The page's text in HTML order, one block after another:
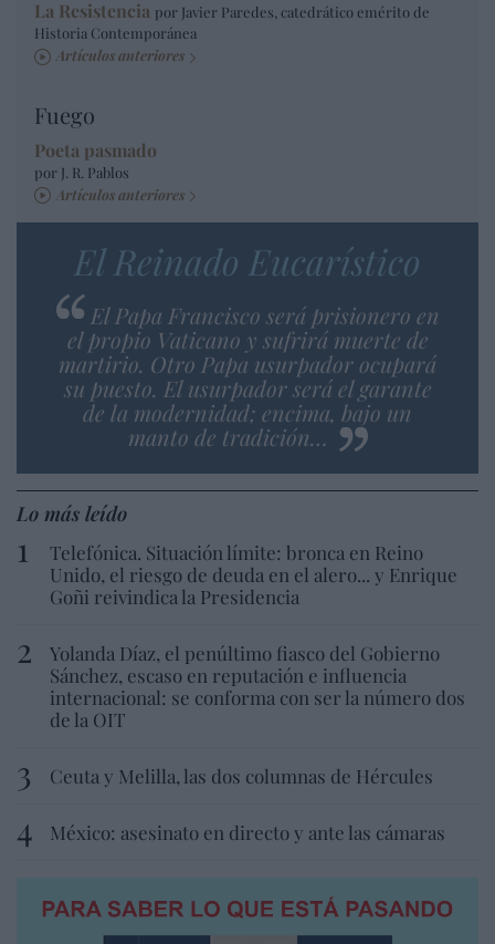
La Resistencia por Javier Paredes, catedrático emérito de
Historia Contemporánea
Artículos anteriores
Fuego
Poeta pasmado
por J. R. Pablos
Artículos anteriores
El Reinado Eucarístico
El Papa Francisco será prisionero en
el propio Vaticano y sufrirá muerte de
martirio. Otro Papa usurpador ocupará
su puesto. El usurpador será el garante
de la modernidad; encima, bajo un
manto de tradición…
Lo más leído
Telefónica. Situación límite: bronca en Reino
Unido, el riesgo de deuda en el alero... y Enrique
Goñi reivindica la Presidencia
Yolanda Díaz, el penúltimo fiasco del Gobierno
Sánchez, escaso en reputación e influencia
internacional: se conforma con ser la número dos
de la OIT
Ceuta y Melilla, las dos columnas de Hércules
México: asesinato en directo y ante las cámaras